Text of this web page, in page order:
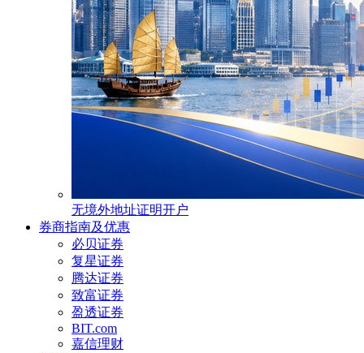
无境外地址证明开户
券商指南及优惠
必贝证券
复星证券
腾达证券
致富证券
盈透证券
BIT.com
嘉信理财